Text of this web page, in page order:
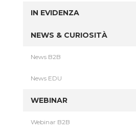
IN EVIDENZA
NEWS & CURIOSITÀ
News B2B
News EDU
WEBINAR
Webinar B2B